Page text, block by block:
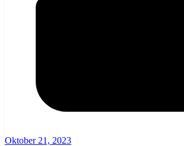
Oktober 21, 2023